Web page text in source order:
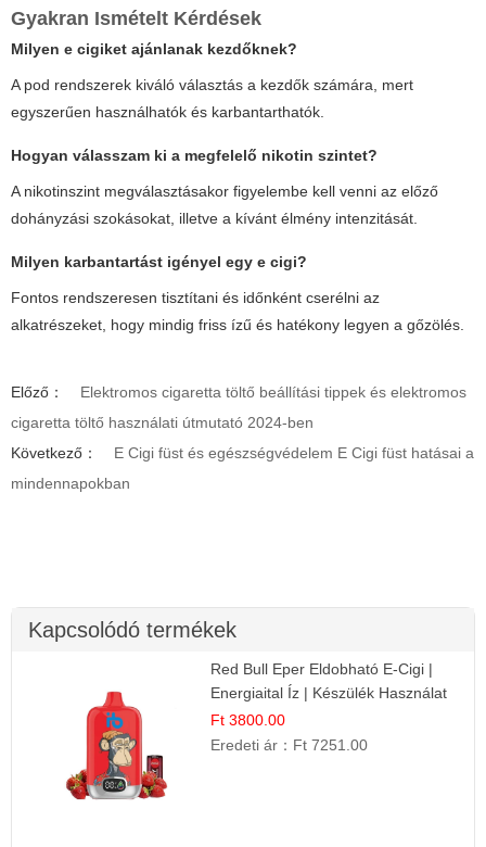
Gyakran Ismételt Kérdések
Milyen e cigiket ajánlanak kezdőknek?
A pod rendszerek kiváló választás a kezdők számára, mert
egyszerűen használhatók és karbantarthatók.
Hogyan válasszam ki a megfelelő nikotin szintet?
A nikotinszint megválasztásakor figyelembe kell venni az előző
dohányzási szokásokat, illetve a kívánt élmény intenzitását.
Milyen karbantartást igényel egy e cigi?
Fontos rendszeresen tisztítani és időnként cserélni az
alkatrészeket, hogy mindig friss ízű és hatékony legyen a gőzölés.
Előző：
Elektromos cigaretta töltő beállítási tippek és elektromos
cigaretta töltő használati útmutató 2024-ben
Következő：
E Cigi füst és egészségvédelem E Cigi füst hatásai a
mindennapokban
Kapcsolódó termékek
Red Bull Eper Eldobható E-Cigi |
Energiaital Íz | Készülék Használat
Ft 3800.00
Eredeti ár： Ft 7251.00